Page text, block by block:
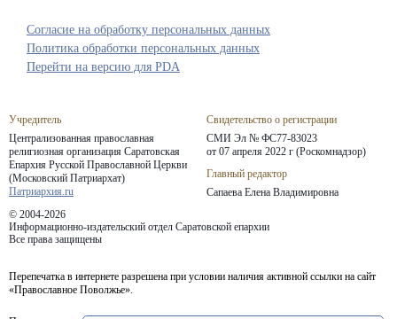
Учредитель
Централизованная православная
религиозная организация Саратовская
Епархия Русской Православной Церкви
(Московский Патриархат)
Патриархия.ru
Свидетельство о регистрации
СМИ Эл № ФС77-83023
от 07 апреля 2022 г (Роскомнадзор)
Главный редактор
Сапаева Елена Владимировна
© 2004-2026
Информационно-издательский отдел Саратовской епархии
Все права защищены
Согласие на обработку персональных данных
Политика обработки персональных данных
Перепечатка в интернете разрешена при условии наличия активной ссылки на сайт
«Православное Поволжье».
Перейти на версию для PDA